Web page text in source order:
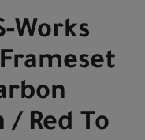
Works
/ Red To